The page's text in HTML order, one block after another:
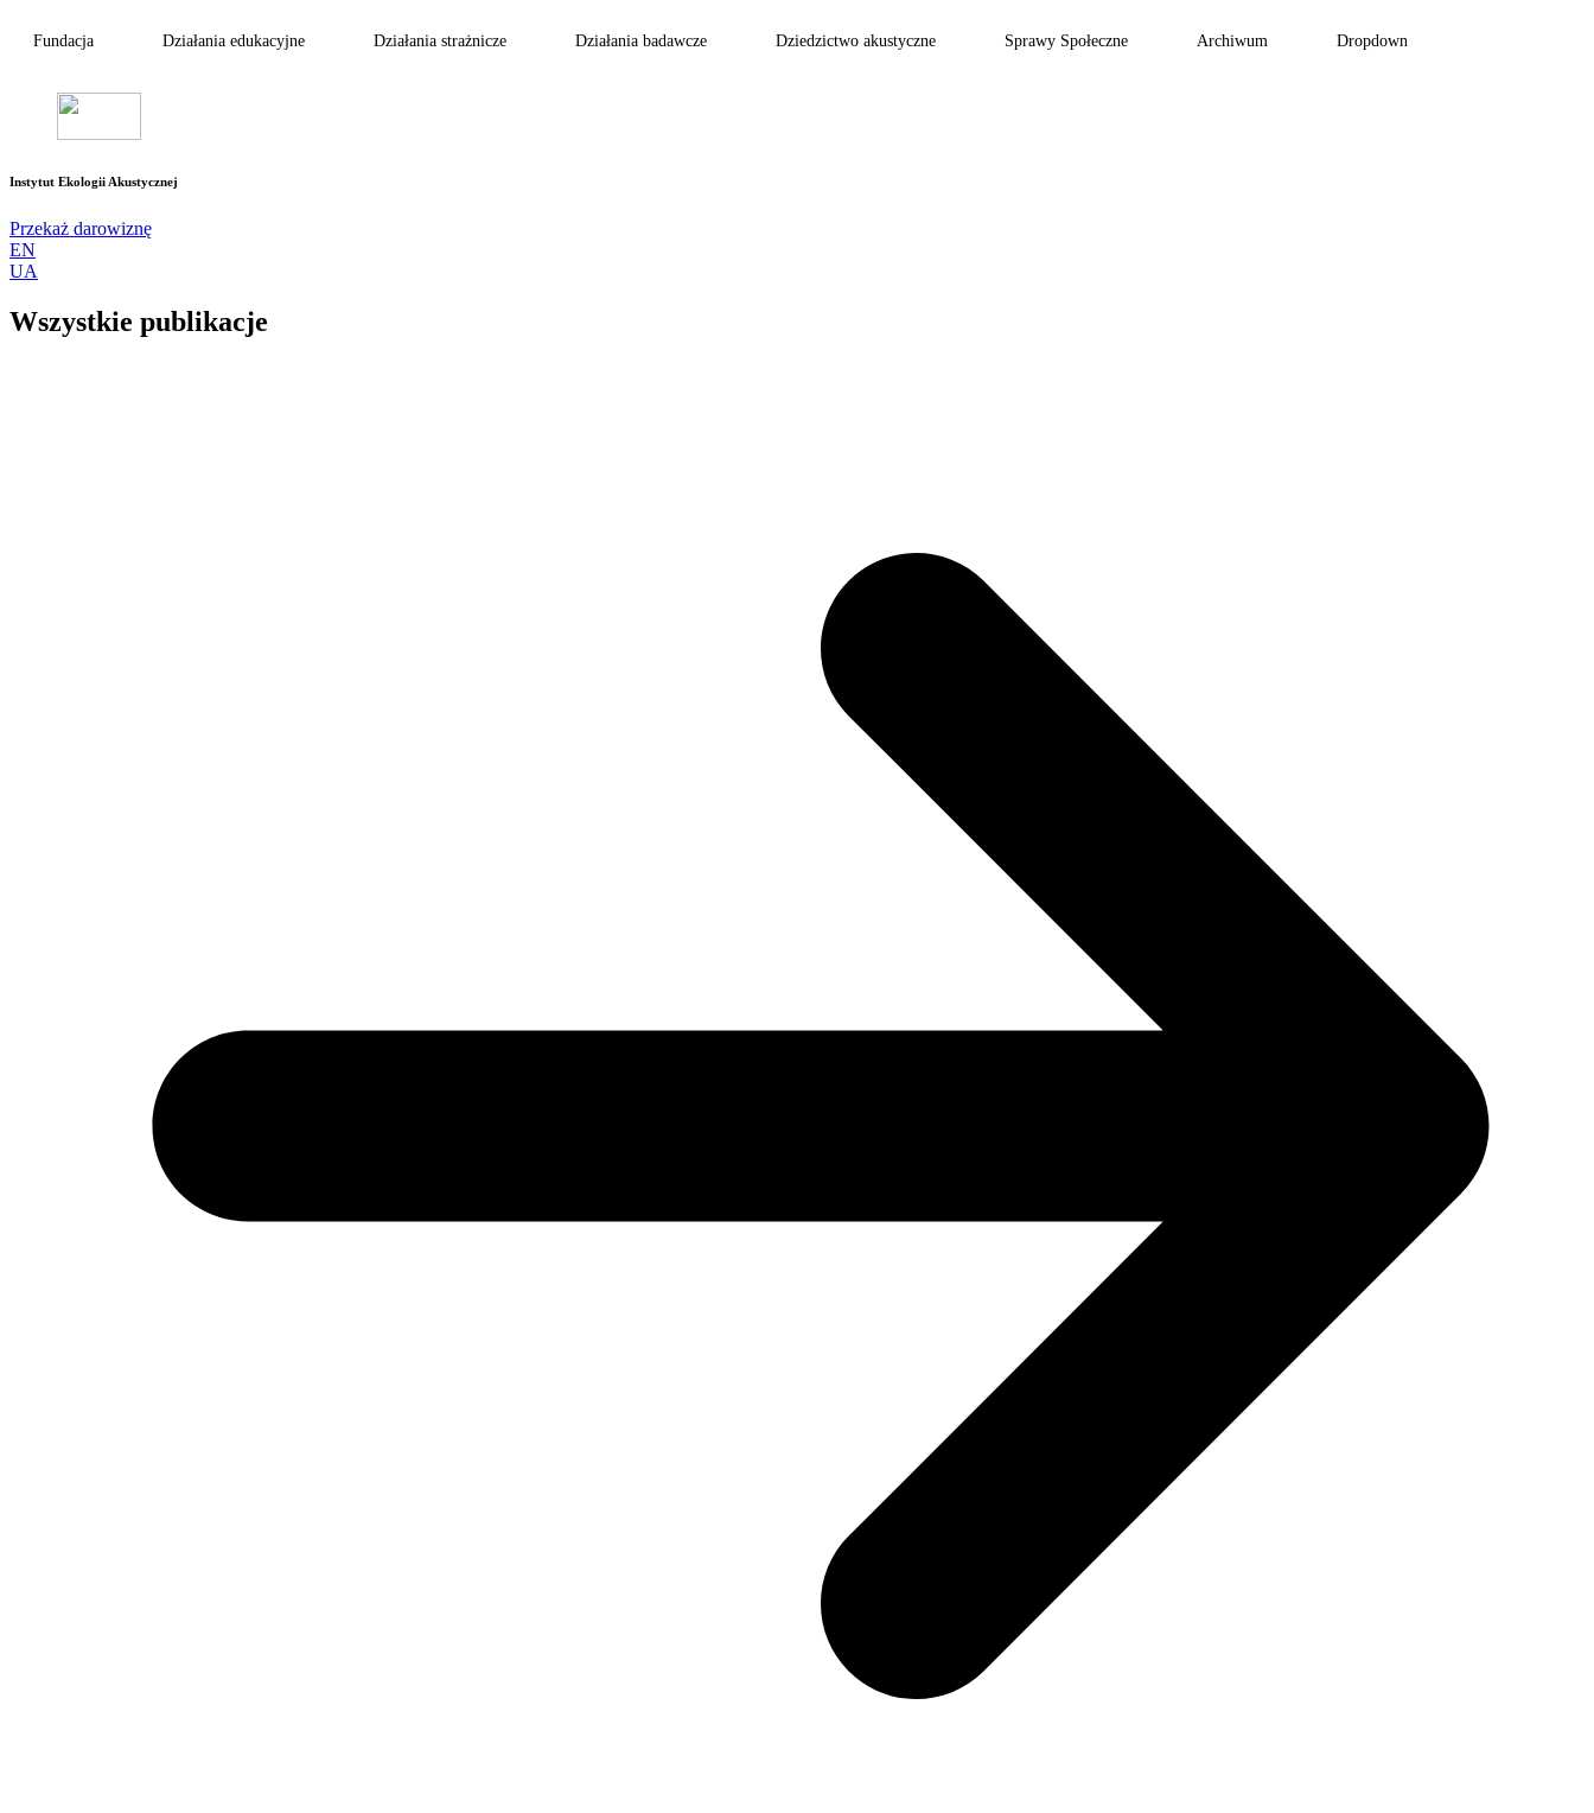
Fundacja Działania edukacyjne Działania strażnicze Działania badawcze Dziedzictwo akustyczne Sprawy Społeczne Archiwum Dropdown
Instytut Ekologii Akustycznej
Przekaż darowiznę
EN
UA
Wszystkie publikacje